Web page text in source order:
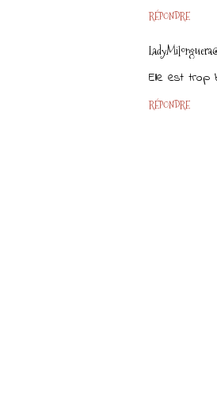
RÉPONDRE
Elle est trop
RÉPONDRE